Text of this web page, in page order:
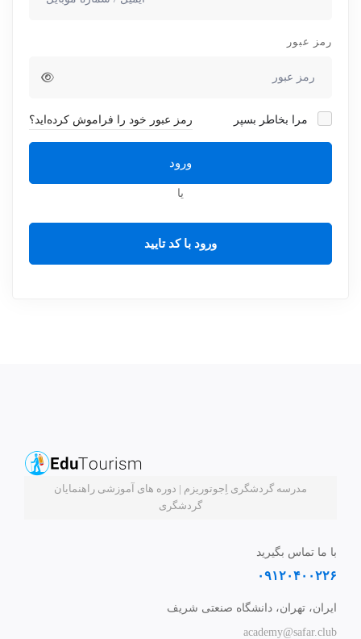
رمز عبور
مرا بخاطر بسپر رمز عبور خود را فراموش کرده‌اید؟
ورود
یا
مدرسه گردشگری اِجوتوریزم | دوره های آموزشی راهنمایان
گردشگری
با ما تماس بگیرید
۰۹۱۲۰۴۰۰۲۲۶
ایران، تهران، دانشگاه صنعتی شریف
academy@safar.club